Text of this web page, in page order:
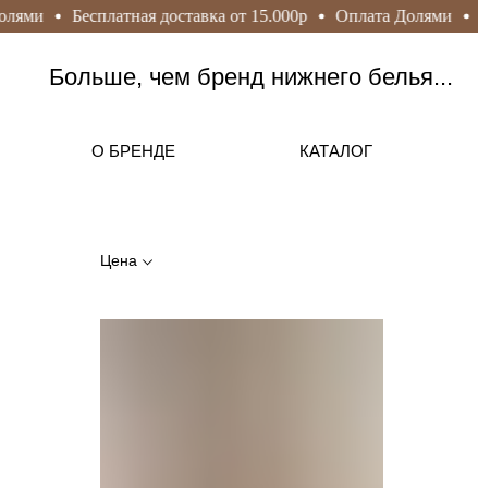
Бесплатная доставка от 15.000р Оплата Долями
Больше, чем бренд нижнего белья...
О БРЕНДЕ КАТАЛОГ
Цена